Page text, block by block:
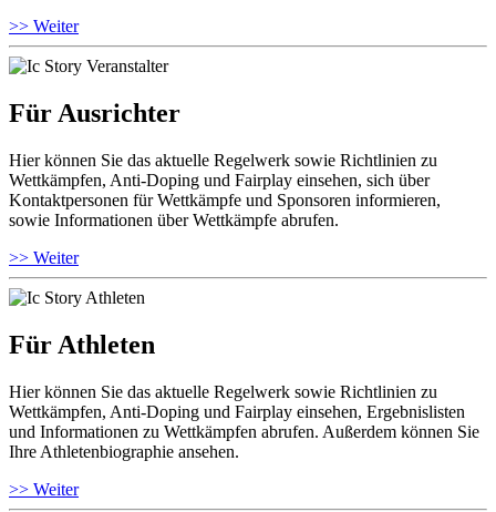
>> Weiter
Für Ausrichter
Hier können Sie das aktuelle Regelwerk sowie Richtlinien zu
Wettkämpfen, Anti-Doping und Fairplay einsehen, sich über
Kontaktpersonen für Wettkämpfe und Sponsoren informieren,
sowie Informationen über Wettkämpfe abrufen.
>> Weiter
Für Athleten
Hier können Sie das aktuelle Regelwerk sowie Richtlinien zu
Wettkämpfen, Anti-Doping und Fairplay einsehen, Ergebnislisten
und Informationen zu Wettkämpfen abrufen. Außerdem können Sie
Ihre Athletenbiographie ansehen.
>> Weiter